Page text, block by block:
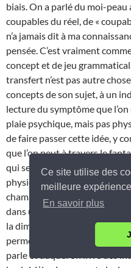
Ce site utilise des
meilleure
En savoir plus
biais. On a parlé du moi-peau
coupables du réel, de «
n’a jamais dit à ma
pensée. C’est vraiment
concept et de jeu
transfert n’est pas autre
concepts de son sujet, à un
lecture du symptôme que
plaie psychique, mais pas
de faire passer cette idée, y
que l’on peut à travers le
qui se déploie dans le
physique. En ethnologie
chamanes opèrent sur les
dans un état modifié de
la dimension du fantasme.
permet d’entendre des
parle et auquel on livre des